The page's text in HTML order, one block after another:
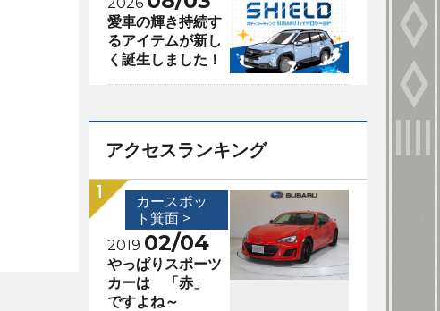
愛車の輝き持続す
るアイテムが新し
く誕生しました！
アクセスランキング
カースポッ
ト箕面 >
2019 02/04
やっぱりスポーツ
カーは 「赤」
ですよね～